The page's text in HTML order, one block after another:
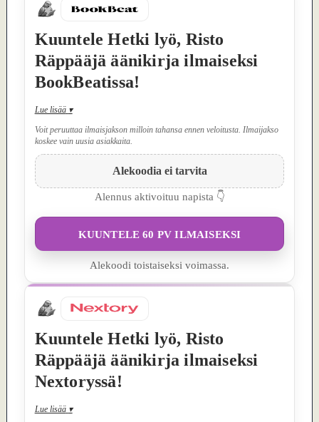
Kuuntele Hetki lyö, Risto
Räppääjä äänikirja ilmaiseksi
BookBeatissa!
Lue lisää ▾
Voit peruuttaa ilmaisjakson milloin tahansa ennen veloitusta. Ilmaijakso
koskee vain uusia asiakkaita.
Alekoodia ei tarvita
Alennus aktivoituu napista 👇
KUUNTELE 60 PV ILMAISEKSI
Alekoodi toistaiseksi voimassa.
Kuuntele Hetki lyö, Risto
Räppääjä äänikirja ilmaiseksi
Nextoryssä!
Lue lisää ▾